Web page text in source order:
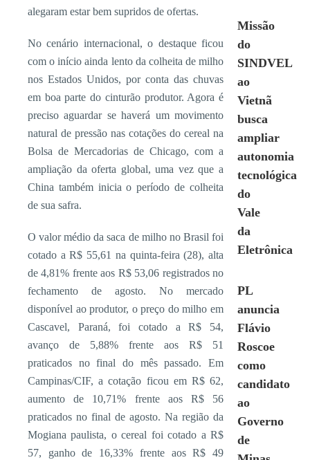
alegaram estar bem supridos de ofertas.
No cenário internacional, o destaque ficou
com o início ainda lento da colheita de milho
nos Estados Unidos, por conta das chuvas
em boa parte do cinturão produtor. Agora é
preciso aguardar se haverá um movimento
natural de pressão nas cotações do cereal na
Bolsa de Mercadorias de Chicago, com a
ampliação da oferta global, uma vez que a
China também inicia o período de colheita
de sua safra.
O valor médio da saca de milho no Brasil foi
cotado a R$ 55,61 na quinta-feira (28), alta
de 4,81% frente aos R$ 53,06 registrados no
fechamento de agosto. No mercado
disponível ao produtor, o preço do milho em
Cascavel, Paraná, foi cotado a R$ 54,
avanço de 5,88% frente aos R$ 51
praticados no final do mês passado. Em
Campinas/CIF, a cotação ficou em R$ 62,
aumento de 10,71% frente aos R$ 56
praticados no final de agosto. Na região da
Mogiana paulista, o cereal foi cotado a R$
57, ganho de 16,33% frente aos R$ 49
Missão
do
SINDVEL
ao
Vietnã
busca
ampliar
autonomia
tecnológica
do
Vale
da
Eletrônica
PL
anuncia
Flávio
Roscoe
como
candidato
ao
Governo
de